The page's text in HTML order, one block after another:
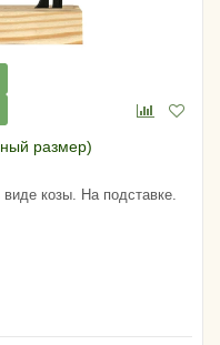
размер)
козы. На подставке.